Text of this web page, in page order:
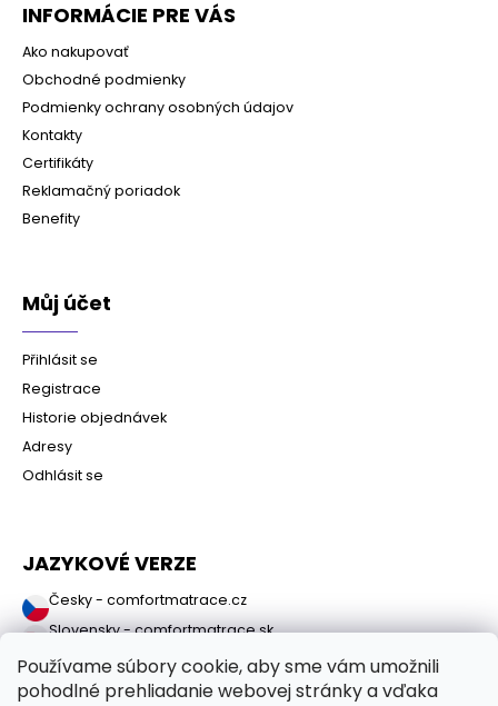
Používame súbory cookie, aby sme vám umožnili
pohodlné prehliadanie webovej stránky a vďaka
INFORMÁCIE PRE VÁS
Ako nakupovať
Obchodné podmienky
Podmienky ochrany osobných údajov
Kontakty
Certifikáty
Reklamačný poriadok
Benefity
Můj účet
Přihlásit se
Registrace
Historie objednávek
Adresy
Odhlásit se
JAZYKOVÉ VERZE
Česky - comfortmatrace.cz
Slovensky - comfortmatrace.sk